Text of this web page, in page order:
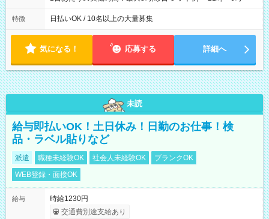
特徴 日払いOK / 10名以上の大量募集
気になる！ 応募する 詳細へ
未読
給与即払いOK！土日休み！日勤のお仕事！検
品・ラベル貼りなど
派遣 職種未経験OK 社会人未経験OK
ブランクOK
WEB登録・面接OK
給与
時給1230円
交通費別途支給あり